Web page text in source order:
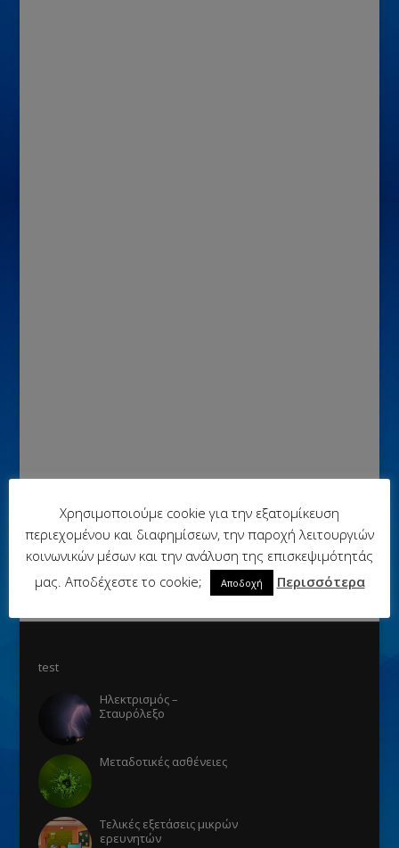
test
Ηλεκτρισμός –
Σταυρόλεξο
Μεταδοτικές ασθένειες
Τελικές εξετάσεις μικρών
ερευνητών
Χρησιμοποιούμε cookie για την εξατομίκευση
περιεχομένου και διαφημίσεων, την παροχή λειτουργιών
κοινωνικών μέσων και την ανάλυση της επισκεψιμότητάς
μας. Αποδέχεστε το cookie;
Αποδοχή Περισσότερα